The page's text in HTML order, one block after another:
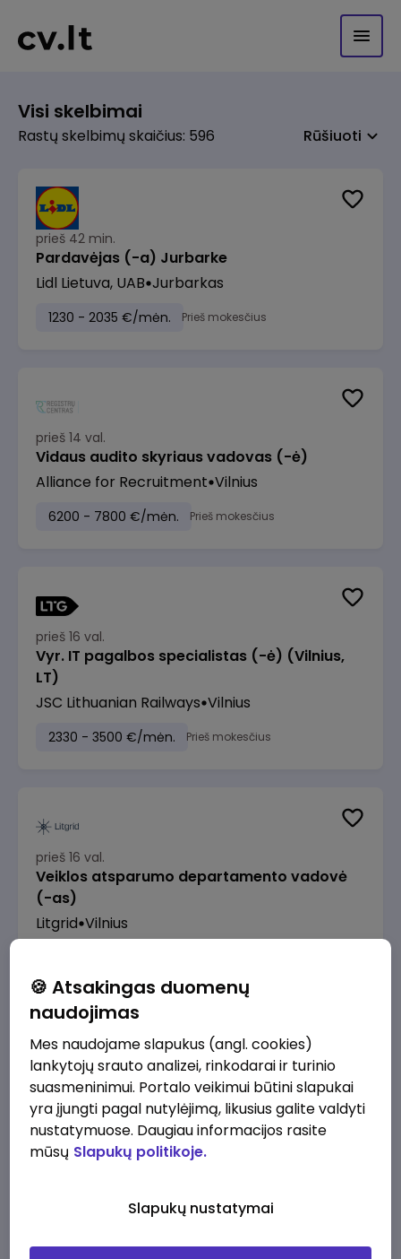
Visi skelbimai
Rastų skelbimų skaičius: 596 Rūšiuoti
prieš 42 min.
Pardavėjas (-a) Jurbarke
Lidl Lietuva, UAB Jurbarkas
1230 - 2035 €/mėn. Prieš mokesčius
prieš 14 val.
Vidaus audito skyriaus vadovas (-ė)
Alliance for Recruitment Vilnius
6200 - 7800 €/mėn. Prieš mokesčius
prieš 16 val.
Vyr. IT pagalbos specialistas (-ė) (Vilnius,
LT)
JSC Lithuanian Railways Vilnius
2330 - 3500 €/mėn. Prieš mokesčius
prieš 16 val.
Veiklos atsparumo departamento vadovė
(-as)
Litgrid Vilnius
prieš 18 val.
Enterprise Risk Manager (Vilnius, LT)
JSC Lithuanian Railways Vilnius
3200 - 4800 €/mėn. Prieš mokesčius
🍪 Atsakingas duomenų
naudojimas
Mes naudojame slapukus (angl. cookies)
lankytojų srauto analizei, rinkodarai ir turinio
suasmeninimui. Portalo veikimui būtini slapukai
yra įjungti pagal nutylėjimą, likusius galite valdyti
nustatymuose. Daugiau informacijos rasite
mūsų Slapukų politikoje.
Slapukų nustatymai